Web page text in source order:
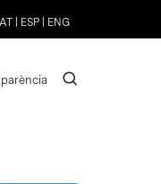
ESP ENG
search